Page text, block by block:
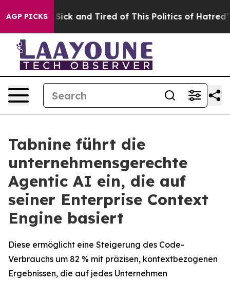
AGP PICKS
Are Sick and Tired of This Politics of Hatred” The
Tabnine führt die
unternehmensgerechte
Agentic AI ein, die auf
seiner Enterprise Context
Engine basiert
Diese ermöglicht eine Steigerung des Code-
Verbrauchs um 82 % mit präzisen, kontextbezogenen
Ergebnissen, die auf jedes Unternehmen